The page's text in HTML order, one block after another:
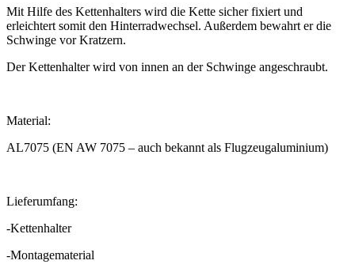
Mit Hilfe des Kettenhalters wird die Kette sicher fixiert und
erleichtert somit den Hinterradwechsel. Außerdem bewahrt er die
Schwinge vor Kratzern.
Der Kettenhalter wird von innen an der Schwinge angeschraubt.
Material:
AL7075 (EN AW 7075 – auch bekannt als Flugzeugaluminium)
Lieferumfang:
-Kettenhalter
-Montagematerial